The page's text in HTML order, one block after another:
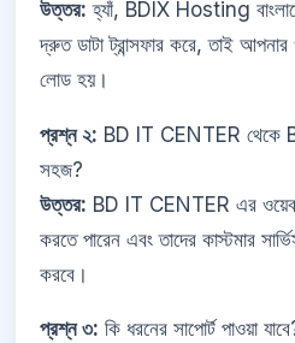
উত্তর: হ্যাঁ, BDIX Hosting
দ্রুত ডাটা ট্রান্সফার করে, তাই আপনার
লোড হয়।
প্রশ্ন ২: BD IT CENTER থেকে
সহজ?
উত্তর: BD IT CENTER এর
করতে পারেন এবং তাদের কাস্টমার
করবে।
প্রশ্ন ৩: কি ধরনের সাপোর্ট পাওয়া